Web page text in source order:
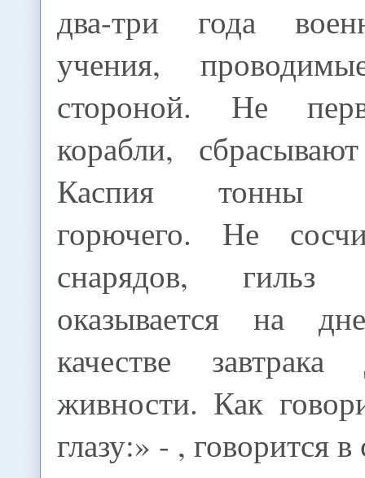
два-три года
учения,
стороной. Не
корабли,
Каспия тонны
горючего. Не
снарядов,
оказывается на
качестве
живности. Как
глазу:» - , говорится в